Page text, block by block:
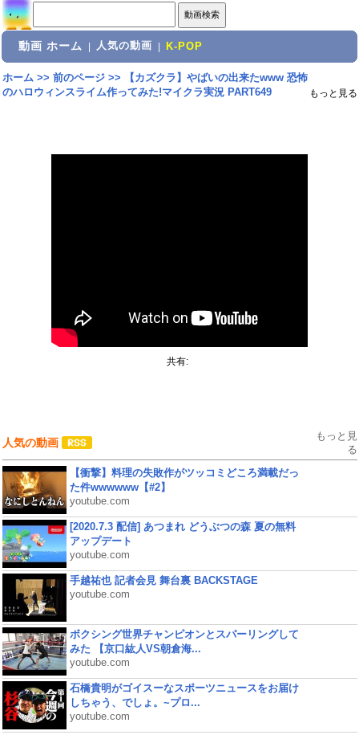
動画 ホーム 人気の動画 K-POP
ホーム>> 前のページ>>
【カズクラ】やばいの出来たwww 恐怖
のハロウィンスライム作ってみた!マイクラ実況 PART649
もっと見る
共有:
人気の動画
もっと見
る
【衝撃】料理の失敗作がツッコミどころ満載だっ
た件wwwwww【#2】
youtube.com
[2020.7.3 配信] あつまれ どうぶつの森 夏の無料
アップデート
youtube.com
手越祐也 記者会見 舞台裏 BACKSTAGE
youtube.com
ボクシング世界チャンピオンとスパーリングして
みた 【京口紘人VS朝倉海...
youtube.com
石橋貴明がゴイスーなスポーツニュースをお届け
しちゃう、でしょ。~プロ...
youtube.com